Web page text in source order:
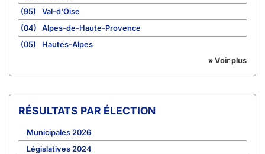
(95)
Val-d'Oise
(04)
Alpes-de-Haute-Provence
(05)
Hautes-Alpes
» Voir plus
RÉSULTATS PAR ÉLECTION
Municipales 2026
Législatives 2024